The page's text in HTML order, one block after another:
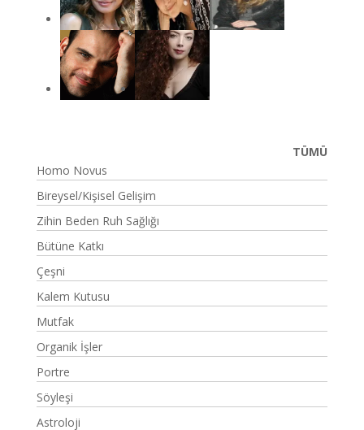
TÜMÜ
Homo Novus
Bireysel/Kişisel Gelişim
Zihin Beden Ruh Sağlığı
Bütüne Katkı
Çeşni
Kalem Kutusu
Mutfak
Organik İşler
Portre
Söyleşi
Astroloji